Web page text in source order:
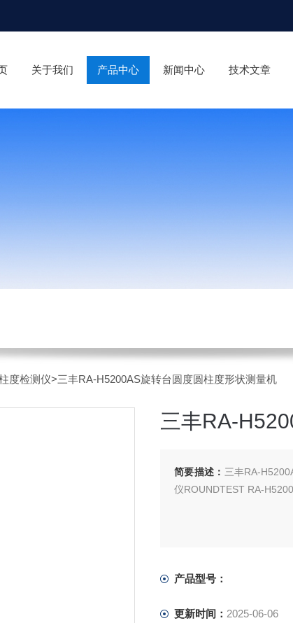
关于我们 产品中心 新闻中心 技术文章
度检测仪>三丰RA-H5200AS旋转台圆度圆柱度形状测量机
三丰RA-
简要描述： 三丰RA-
仪ROUNDTEST RA-
产品型号：
更新时间： 2025-06-06